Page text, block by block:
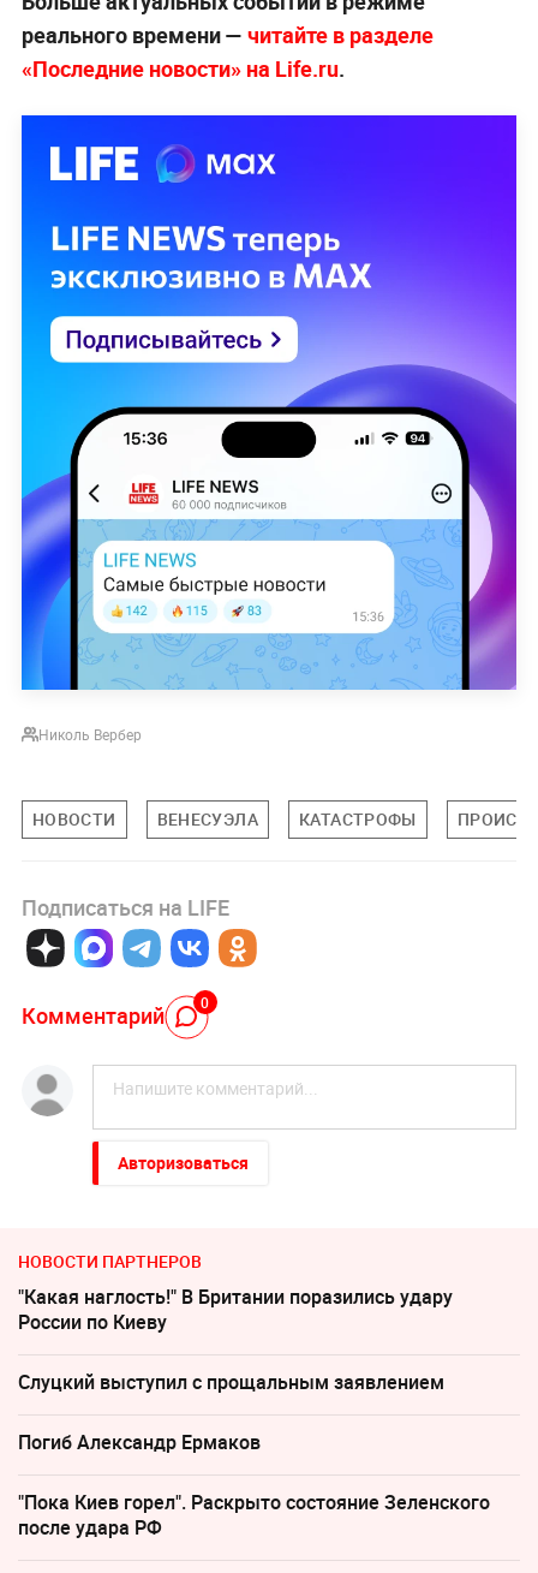
реального времени — читайте в разделе
«Последние новости» на Life.ru.
Николь Вербер
НОВОСТИ ВЕНЕСУЭЛА КАТАСТРОФЫ
Подписаться на LIFE
Комментарий 0
Авторизоваться
НОВОСТИ ПАРТНЕРОВ
"Какая наглость!" В Британии поразились удару
России по Киеву
Слуцкий выступил с прощальным заявлением
Погиб Александр Ермаков
"Пока Киев горел". Раскрыто состояние Зеленского
после удара РФ